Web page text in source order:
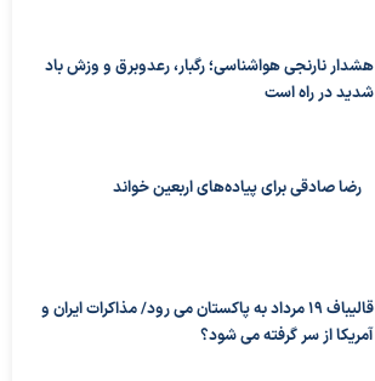
هشدار نارنجی هواشناسی؛ رگبار، رعدوبرق و وزش باد
شدید در راه است
رضا صادقی برای پیاده‌های اربعین خواند
قالیباف ۱۹ مرداد به پاکستان می رود/ مذاکرات ایران و
آمریکا از سر گرفته می شود؟